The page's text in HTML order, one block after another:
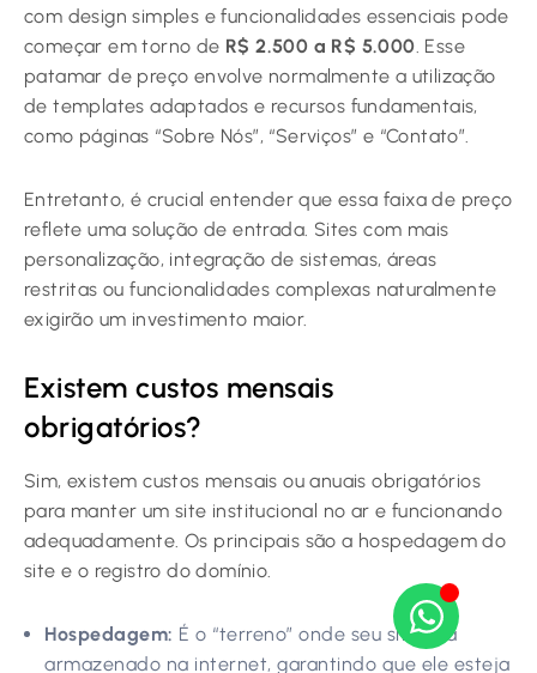
com design simples e funcionalidades essenciais pode
começar em torno de R$ 2.500 a R$ 5.000. Esse
patamar de preço envolve normalmente a utilização
de templates adaptados e recursos fundamentais,
como páginas “Sobre Nós”, “Serviços” e “Contato”.
Entretanto, é crucial entender que essa faixa de preço
reflete uma solução de entrada. Sites com mais
personalização, integração de sistemas, áreas
restritas ou funcionalidades complexas naturalmente
exigirão um investimento maior.
Existem custos mensais
obrigatórios?
Sim, existem custos mensais ou anuais obrigatórios
para manter um site institucional no ar e funcionando
adequadamente. Os principais são a hospedagem do
site e o registro do domínio.
Hospedagem: É o “terreno” onde seu site fica
armazenado na internet, garantindo que ele esteja